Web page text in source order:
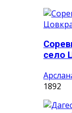
село
1892